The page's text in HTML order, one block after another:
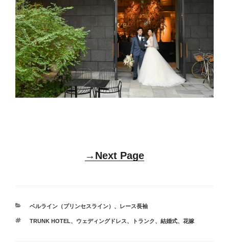
→Next Page
カ
ゴ
ベルライン（プリンセスライン） 、 レース長袖
タ
TRUNK HOTEL、 ウェディングドレス、 トランク、 結婚式、 花嫁